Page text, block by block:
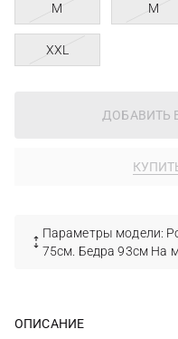
M M
XXL
ДОБАВИТЬ
Параметры модели:
75см. Бедра 93см На
ОПИСАНИЕ